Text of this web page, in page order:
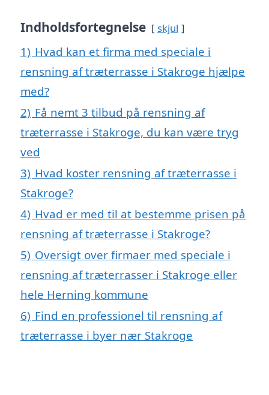
Indholdsfortegnelse skjul
1) Hvad kan et firma med speciale i
rensning af træterrasse i Stakroge hjælpe
med?
2) Få nemt 3 tilbud på rensning af
træterrasse i Stakroge, du kan være tryg
ved
3) Hvad koster rensning af træterrasse i
Stakroge?
4) Hvad er med til at bestemme prisen på
rensning af træterrasse i Stakroge?
5) Oversigt over firmaer med speciale i
rensning af træterrasser i Stakroge eller
hele Herning kommune
6) Find en professionel til rensning af
træterrasse i byer nær Stakroge